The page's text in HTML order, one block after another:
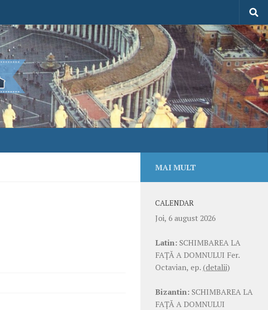
MAI MULT
CALENDAR
Joi, 6 august 2026
Latin: SCHIMBAREA LA
FAŢĂ A DOMNULUI Fer.
Octavian, ep. (detalii)
Bizantin: SCHIMBAREA LA
FAŢĂ A DOMNULUI